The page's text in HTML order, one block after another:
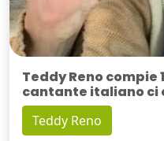
Teddy Reno compie
cantante italiano ci
Teddy Reno